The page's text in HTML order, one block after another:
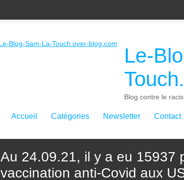
Le-
Blog contre le
Accueil Catégories Newsletter Contact
Au 24.09.21, il y a eu 15937
vaccination anti-Covid aux